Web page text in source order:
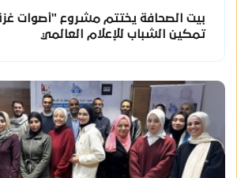
بيت الصحافة يختتم مشروع "أصوات
تمكين الشباب للإعلام العالمي